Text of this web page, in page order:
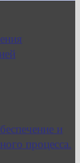
и
процесса.